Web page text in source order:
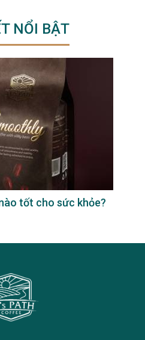
NỔI BẬT
tốt cho sức khỏe?